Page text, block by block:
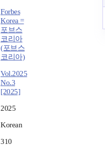
Forbes
Korea =
포브스
코리아
(포브스
코리아)
Vol.2025
No.3
[2025]
2025
Korean
310